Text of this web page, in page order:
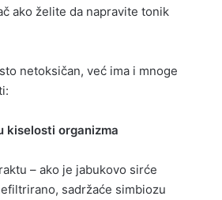
ako želite da napravite tonik
netoksičan, već ima i mnoge
kiselosti organizma
– ako je jabukovo sirće
sadržaće simbiozu